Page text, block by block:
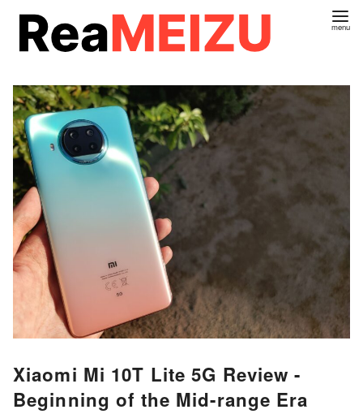
Xiaomi Mi 10T Lite 5G Review -
Beginning of the Mid-range Era